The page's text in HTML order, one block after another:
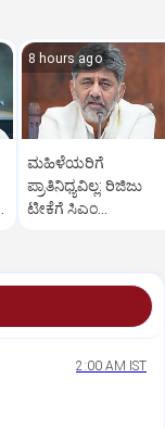
8 hours ago
ಮಹಿಳೆಯರಿಗೆ
ಪ್ರಾತಿನಿಧ್ಯವಿಲ್ಲ: ರಿಜಿಜು
ಟೀಕೆಗೆ ಸಿಎಂ
2:00 AM IST